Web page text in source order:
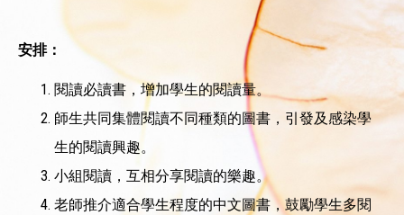
安排：
閱讀必讀書，增加學生的閱讀量。
師生共同集體閱讀不同種類的圖書，引發及感染學
生的閱讀興趣。
小組閱讀，互相分享閱讀的樂趣。
老師推介適合學生程度的中文圖書，鼓勵學生多閱